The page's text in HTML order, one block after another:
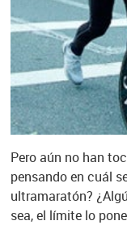
Pero aún no han
pensando en cuál
ultramaratón?
sea, el límite lo